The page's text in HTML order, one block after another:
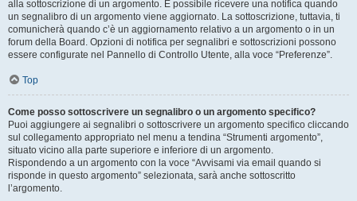
alla sottoscrizione di un argomento. È possibile ricevere una notifica quando
un segnalibro di un argomento viene aggiornato. La sottoscrizione, tuttavia, ti
comunicherà quando c’è un aggiornamento relativo a un argomento o in un
forum della Board. Opzioni di notifica per segnalibri e sottoscrizioni possono
essere configurate nel Pannello di Controllo Utente, alla voce “Preferenze”.
Top
Come posso sottoscrivere un segnalibro o un argomento specifico?
Puoi aggiungere ai segnalibri o sottoscrivere un argomento specifico cliccando
sul collegamento appropriato nel menu a tendina “Strumenti argomento”,
situato vicino alla parte superiore e inferiore di un argomento.
Rispondendo a un argomento con la voce “Avvisami via email quando si
risponde in questo argomento” selezionata, sarà anche sottoscritto
l’argomento.